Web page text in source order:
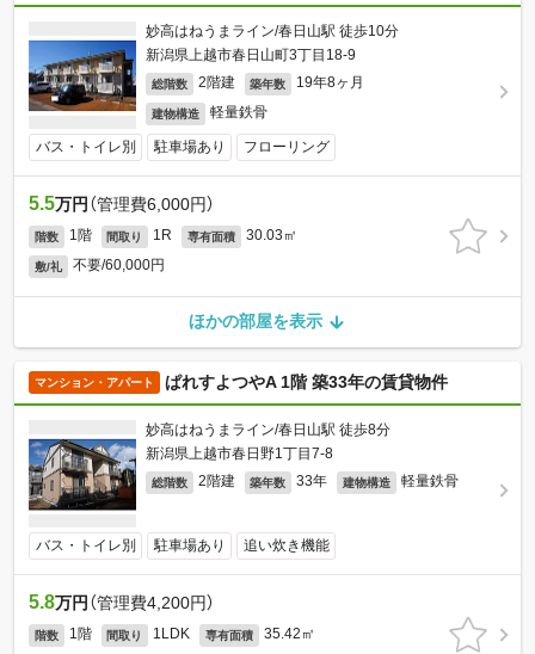
妙高はねうまライン/春日山駅 徒歩10分
新潟県上越市春日山町3丁目18-9
総階数 2階建 築年数 19年8ヶ月
建物構造 軽量鉄骨
バス・トイレ別 駐車場あり フローリング
5.5万円 （管理費6,000円）
階数 1階 間取り 1R 専有面積 30.03㎡
敷/礼 不要/60,000円
ほかの部屋を表示
マンション・アパート ぱれすよつやA 1階 築33年の賃貸物件
妙高はねうまライン/春日山駅 徒歩8分
新潟県上越市春日野1丁目7-8
総階数 2階建 築年数 33年 建物構造 軽量鉄骨
バス・トイレ別 駐車場あり 追い炊き機能
5.8万円 （管理費4,200円）
階数 1階 間取り 1LDK 専有面積 35.42㎡